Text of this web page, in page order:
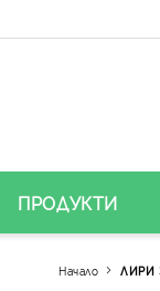
ПРОДУКТИ
Начало ЛИРИ